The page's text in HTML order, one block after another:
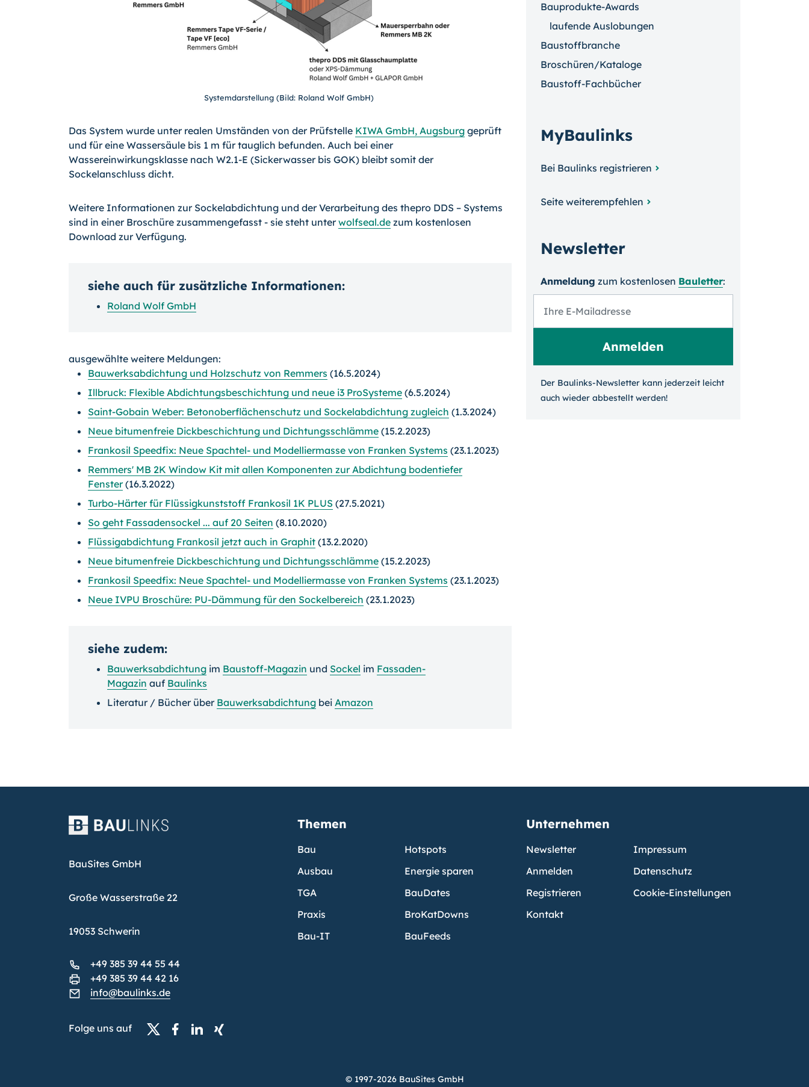
Systemdarstellung (Bild: Roland Wolf GmbH)
Das System wurde unter realen Umständen von der Prüfstelle KIWA GmbH, Augsburg geprüft
und für eine Wassersäule bis 1 m für tauglich befunden. Auch bei einer
Wassereinwirkungsklasse nach W2.1-E (Sickerwasser bis GOK) bleibt somit der
Sockelanschluss dicht.
Weitere Informationen zur Sockelabdichtung und der Verarbeitung des thepro DDS – Systems
sind in einer Broschüre zusammengefasst - sie steht unterwolfseal.de zum kostenlosen
Download zur Verfügung.
siehe auch für zusätzliche Informationen:
Roland Wolf GmbH
ausgewählte weitere Meldungen:
Bauwerksabdichtung und Holzschutz von Remmers (16.5.2024)
Illbruck: Flexible Abdichtungsbeschichtung und neue i3 ProSysteme (6.5.2024)
Saint-Gobain Weber: Betonoberflächenschutz und Sockelabdichtung zugleich (1.3.2024)
Neue bitumenfreie Dickbeschichtung und Dichtungsschlämme (15.2.2023)
Frankosil Speedfix: Neue Spachtel- und Modelliermasse von Franken Systems (23.1.2023)
Remmers' MB 2K Window Kit mit allen Komponenten zur Abdichtung bodentiefer
Fenster(16.3.2022)
Turbo-Härter für Flüssigkunststoff Frankosil 1K PLUS (27.5.2021)
So geht Fassadensockel ... auf 20 Seiten (8.10.2020)
Flüssigabdichtung Frankosil jetzt auch in Graphit (13.2.2020)
Neue bitumenfreie Dickbeschichtung und Dichtungsschlämme (15.2.2023)
Frankosil Speedfix: Neue Spachtel- und Modelliermasse von Franken Systems (23.1.2023)
Neue IVPU Broschüre: PU-Dämmung für den Sockelbereich (23.1.2023)
siehe zudem:
Bauwerksabdichtung im Baustoff-Magazin und Sockel im Fassaden-
Magazin auf Baulinks
Literatur / Bücher über Bauwerksabdichtung bei Amazon
Bauprodukte-Awards
laufende Auslobungen
Baustoffbranche
Broschüren/Kataloge
Baustoff-Fachbücher
MyBaulinks
Bei Baulinks registrieren
Seite weiterempfehlen
Newsletter
Anmeldung zum kosten­losen Bauletter:
Der Baulinks-Newsletter kann jeder­zeit leicht
auch wieder ab­bestellt werden!
BauSites GmbH
Große Wasserstraße 22
19053 Schwerin
+49 385 39 44 55 44
+49 385 39 44 42 16
info@baulinks.de
Folge uns auf
Themen
Bau
Ausbau
TGA
Praxis
Bau-IT
Hotspots
Energie sparen
BauDates
BroKatDowns
BauFeeds
Unternehmen
Newsletter
Anmelden
Registrieren
Kontakt
Impressum
Datenschutz
Cookie-Einstellungen
© 1997-2026 BauSites GmbH